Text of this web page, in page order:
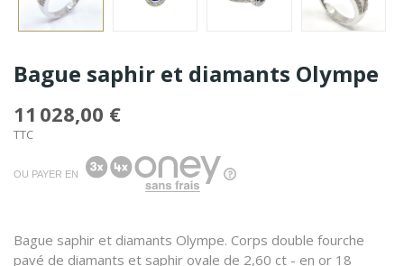
Bague saphir et diamants Olympe
11 028,00 €
TTC
OU PAYER EN
Bague saphir et diamants Olympe. Corps double fourche
pavé de diamants et saphir ovale de 2,60 ct - en or 18